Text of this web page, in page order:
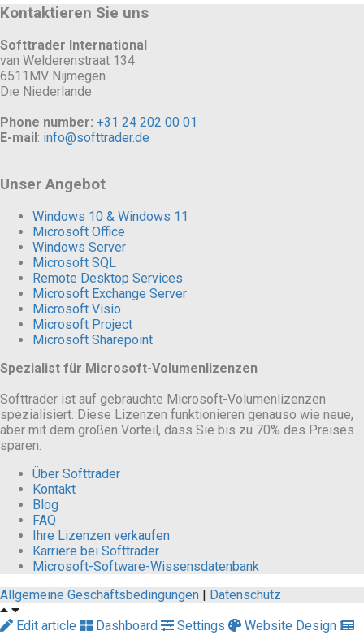
Kontaktieren Sie uns
Softtrader International
van Welderenstraat 134
6511MV Nijmegen
Die Niederlande
Phone number: +31 24 202 00 01
E-mail: info@softtrader.de
Unser Angebot
Windows 10 & Windows 11
Microsoft Office
Windows Server
Microsoft SQL
Remote Desktop Services
Microsoft Exchange Server
Microsoft Visio
Microsoft Project
Microsoft Sharepoint
Spezialist für Microsoft-Volumenlizenzen
Softtrader ist auf gebrauchte Microsoft-Volumenlizenzen
spezialisiert. Diese Lizenzen funktionieren genauso wie neue,
aber mit dem großen Vorteil, dass Sie bis zu 70% des Preises
sparen.
Über Softtrader
Kontakt
Blog
FAQ
Ihre Lizenzen verkaufen
Karriere bei Softtrader
Microsoft-Software-Wissensdatenbank
Allgemeine Geschäftsbedingungen | Datenschutz
Edit article
Dashboard Settings
Website Design